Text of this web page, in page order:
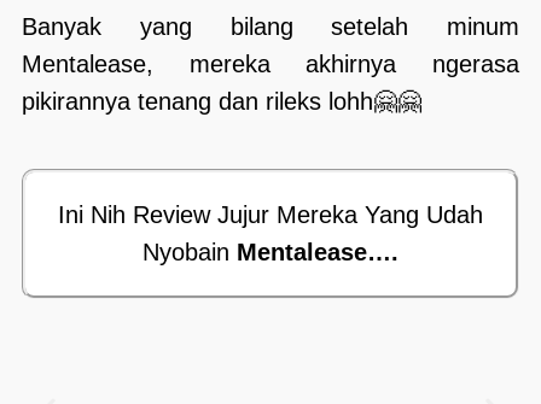
Banyak yang bilang setelah minum
Mentalease, mereka akhirnya ngerasa
pikirannya tenang dan rileks lohh🤗🤗
Ini Nih Review Jujur Mereka Yang Udah
Nyobain Mentalease….